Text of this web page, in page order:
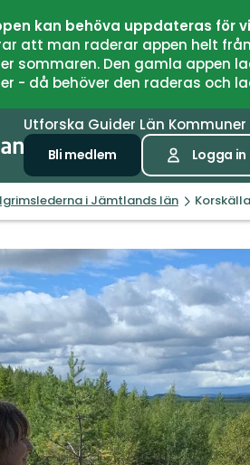
kan behöva uppdateras för
att man raderar appen helt
sommaren. Den gamla
- då behöver den raderas och
Utforska Guider Län Kommuner
Bli medlem Logga in
i Jämtlands län